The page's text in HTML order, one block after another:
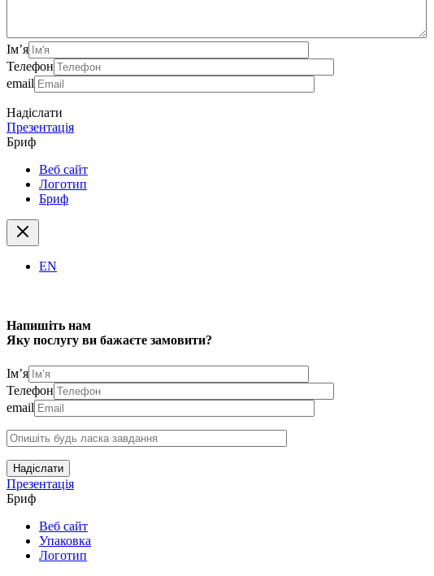
Ім’я
Телефон
email
Надіслати
Презентація
Бриф
Веб сайт
Логотип
Бриф
EN
Напишіть нам
Яку послугу ви бажаєте замовити?
Ім’я
Телефон
email
Надіслати
Презентація
Бриф
Веб сайт
Упаковка
Логотип